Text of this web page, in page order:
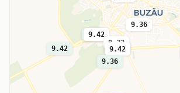
9.32
9.32
9.36
9.36
9.42 9.42
9.42
9.42